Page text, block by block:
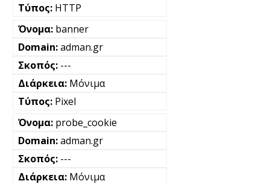
HTTP
banner
adman.gr
---
Μόνιμα
Pixel
probe_cookie
adman.gr
---
Μόνιμα